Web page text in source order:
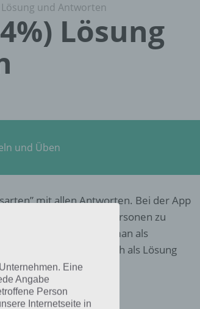
und Antworten
Lösung
und Üben
mit allen Antworten. Bei der App
welche andere Personen zu
Schiffsarten muss man als
Was sonst noch als Lösung
gesucht?
Eine
Angabe
Person
Internetseite in